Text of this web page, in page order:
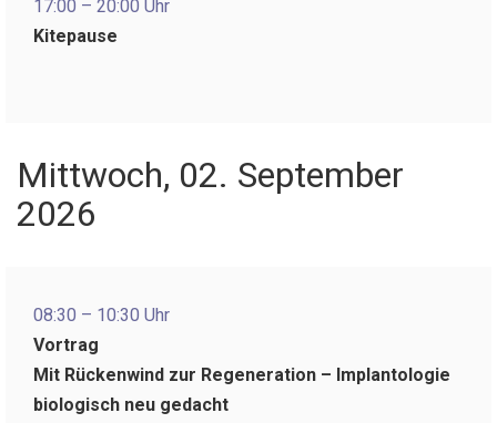
17:00 – 20:00 Uhr
Kitepause
Mittwoch, 02. September
2026
08:30 – 10:30 Uhr
Vortrag
Mit Rückenwind zur Regeneration – Implantologie
biologisch neu gedacht